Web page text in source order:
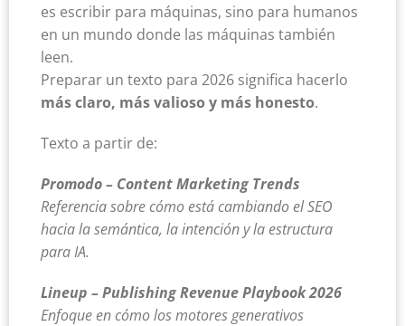
es escribir para máquinas, sino para humanos
en un mundo donde las máquinas también
leen.
Preparar un texto para 2026 significa hacerlo
más claro, más valioso y más honesto.
Texto a partir de:
Promodo – Content Marketing Trends
Referencia sobre cómo está cambiando el SEO
hacia la semántica, la intención y la estructura
para IA.
Lineup – Publishing Revenue Playbook 2026
Enfoque en cómo los motores generativos